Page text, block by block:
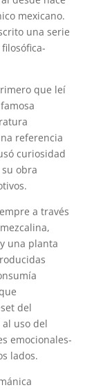
mexicano.
una serie
que leí
referencia
curiosidad
obra
a través
una planta
del
uso del
emocionales-
lados.